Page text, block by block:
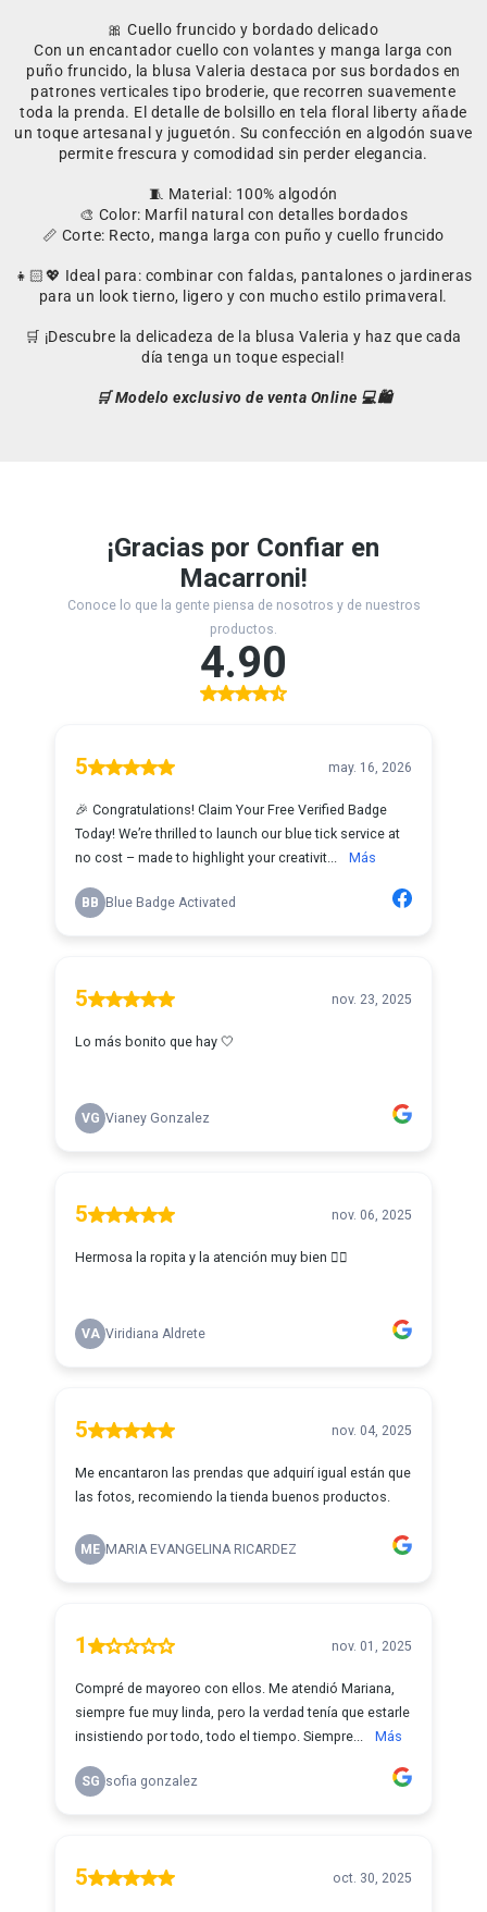
🎀 Cuello fruncido y bordado delicado
Con un encantador cuello con volantes y manga larga con
puño fruncido, la blusa Valeria destaca por sus bordados en
patrones verticales tipo broderie, que recorren suavemente
toda la prenda. El detalle de bolsillo en tela floral liberty añade
un toque artesanal y juguetón. Su confección en algodón suave
permite frescura y comodidad sin perder elegancia.
🧵 Material: 100% algodón
🎨 Color: Marfil natural con detalles bordados
📏 Corte: Recto, manga larga con puño y cuello fruncido
👧🏻💖 Ideal para: combinar con faldas, pantalones o jardineras
para un look tierno, ligero y con mucho estilo primaveral.
🛒 ¡Descubre la delicadeza de la blusa Valeria y haz que cada
día tenga un toque especial!
🛒 Modelo exclusivo de venta Online 💻🛍️